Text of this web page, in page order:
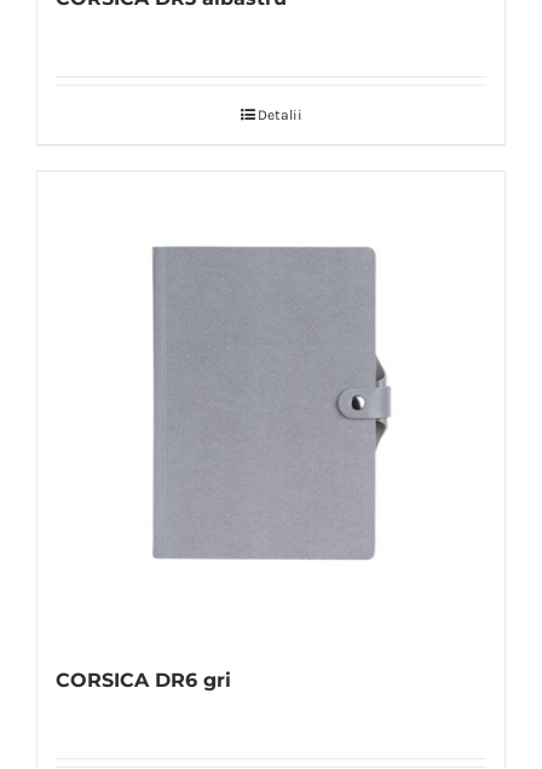
Detalii
CORSICA DR6 gri